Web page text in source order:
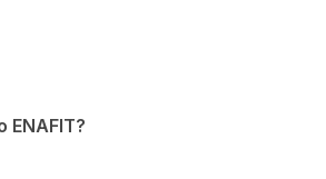
ENAFIT?